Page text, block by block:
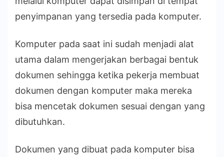
penyimpanan yang tersedia pada komputer.
Komputer pada saat ini sudah menjadi alat
utama dalam mengerjakan berbagai bentuk
dokumen sehingga ketika pekerja membuat
dokumen dengan komputer maka mereka
bisa mencetak dokumen sesuai dengan yang
dibutuhkan.
Dokumen yang dibuat pada komputer bisa